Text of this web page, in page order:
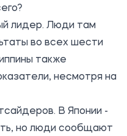
лидер. Люди там
во всех шести
также
несмотря на
В Японии -
но люди сообщают